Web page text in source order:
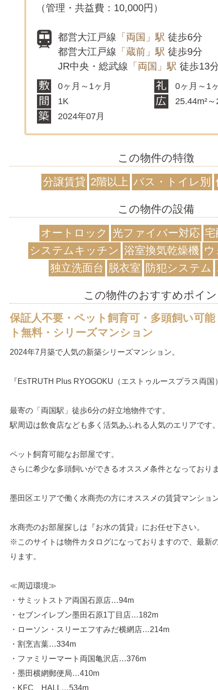
（管理・共益費：10,000円）
都営大江戸線 「両国」駅 徒歩6分
都営大江戸線 「蔵前」駅 徒歩9分
JR中央・総武線 「両国」駅 徒歩13
0ヶ月～1ヶ月
0ヶ月～1
1K
25.44m²
2024年07月
この物件の特徴
分譲賃貸 2階以上 バス・トイレ別
この物件の設備
オートロック
光ファイバー対応
システムキッチン 浴室換気乾燥機
独立洗面台 脱衣室 防犯システム
この物件のおすすめポイ
保証人不要・ペット飼育可・多頭飼い可
ト無料・シリーズマンション
2024年7月築で人気の新築シリーズマンション。
『EsTRUTH Plus RYOGOKU（エストゥルースプラス両国
最寄の「両国駅」徒歩6分の好立地物件です。
駅周辺は飲食店なども多く活気あふれる人気のエリアです
ペット飼育可能なお部屋です。
さらに希少な多頭飼いができるオススメ条件となっており
墨田区エリアで働く水商売の方にオススメの賃貸マンショ
水商売のお部屋探しは『お水の賃貸』にお任せ下さい。
※このサイトは物件カタログになっておりますので、最新
ります。
≪周辺環境≫
・サミットストア両国石原店…94m
・セブンイレブン墨田石原1丁目店…182m
・ローソン・スリーエフすみだ横網店…214m
・割烹吉葉…334m
・ファミリーマート両国亀沢店…376m
・墨田横網郵便局…410m
・KFC HALL…534m